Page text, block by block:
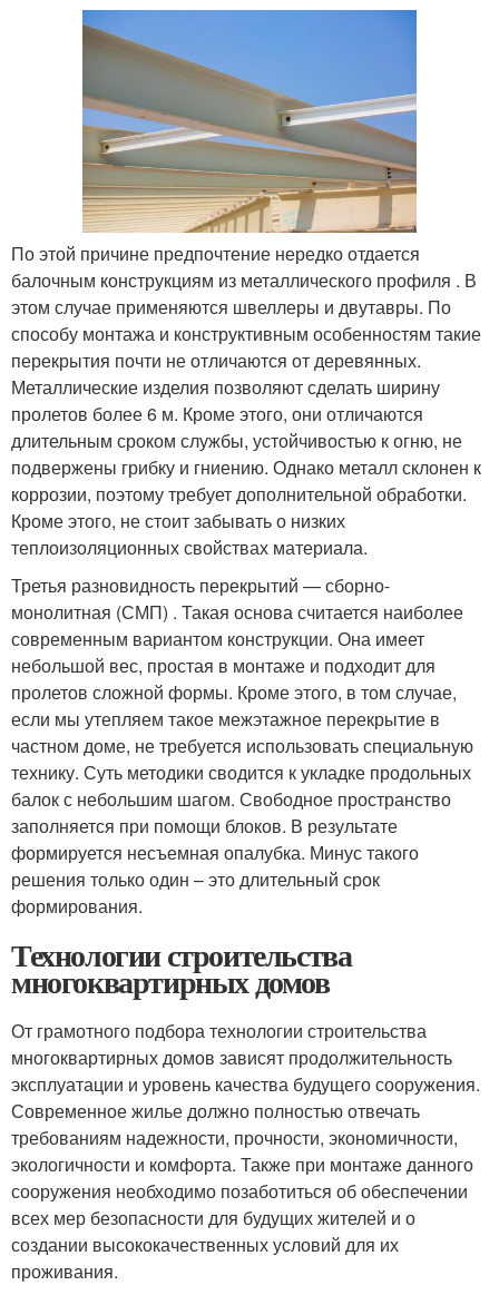
По этой причине предпочтение нередко отдается
балочным конструкциям из металлического профиля . В
этом случае применяются швеллеры и двутавры. По
способу монтажа и конструктивным особенностям такие
перекрытия почти не отличаются от деревянных.
Металлические изделия позволяют сделать ширину
пролетов более 6 м. Кроме этого, они отличаются
длительным сроком службы, устойчивостью к огню, не
подвержены грибку и гниению. Однако металл склонен к
коррозии, поэтому требует дополнительной обработки.
Кроме этого, не стоит забывать о низких
теплоизоляционных свойствах материала.
Третья разновидность перекрытий — сборно-
монолитная (СМП) . Такая основа считается наиболее
современным вариантом конструкции. Она имеет
небольшой вес, простая в монтаже и подходит для
пролетов сложной формы. Кроме этого, в том случае,
если мы утепляем такое межэтажное перекрытие в
частном доме, не требуется использовать специальную
технику. Суть методики сводится к укладке продольных
балок с небольшим шагом. Свободное пространство
заполняется при помощи блоков. В результате
формируется несъемная опалубка. Минус такого
решения только один – это длительный срок
формирования.
Технологии строительства
многоквартирных домов
От грамотного подбора технологии строительства
многоквартирных домов зависят продолжительность
эксплуатации и уровень качества будущего сооружения.
Современное жилье должно полностью отвечать
требованиям надежности, прочности, экономичности,
экологичности и комфорта. Также при монтаже данного
сооружения необходимо позаботиться об обеспечении
всех мер безопасности для будущих жителей и о
создании высококачественных условий для их
проживания.